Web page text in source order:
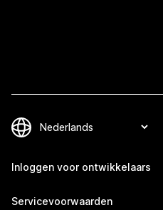
Inloggen voor ontwikkelaars
Servicevoorwaarden